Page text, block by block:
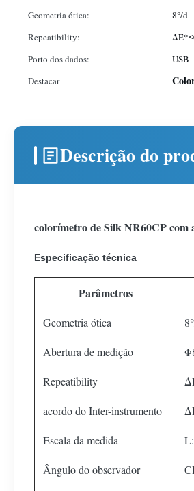
Geometria ótica: 8°/d
Repeatibility:
Porto dos dados:
USB
Destacar
Descrição do
colorímetro de Silk NR60CP com
Especificação técnica
Parâmetros
Geometria ótica
Abertura de medição
Repeatibility
acordo do Inter-instrumento
Escala da medida
Ângulo do observador